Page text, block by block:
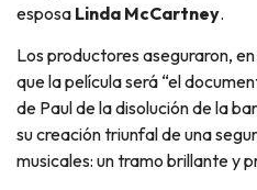
esposa Linda McCartney.
Los productores aseguraron,
que la película será “el
de Paul de la disolución de la
su creación triunfal de una
musicales: un tramo brillante y